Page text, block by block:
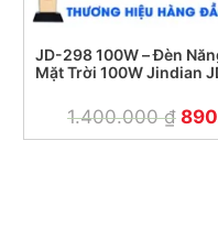
JD-298 100W – Đèn
Mặt Trời 100W Jindian
1.400.000₫